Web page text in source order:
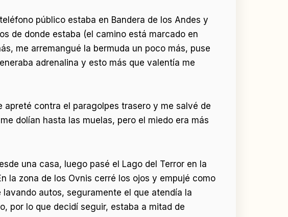
público estaba en Bandera de los Andes y
de donde estaba (el camino está marcado en
me arremangué la bermuda un poco más, puse
adrenalina y esto más que valentía me
apreté contra el paragolpes trasero y me salvé de
dolían hasta las muelas, pero el miedo era más
una casa, luego pasé el Lago del Terror en la
la zona de los Ovnis cerré los ojos y empujé como
autos, seguramente el que atendía la
por lo que decidí seguir, estaba a mitad de